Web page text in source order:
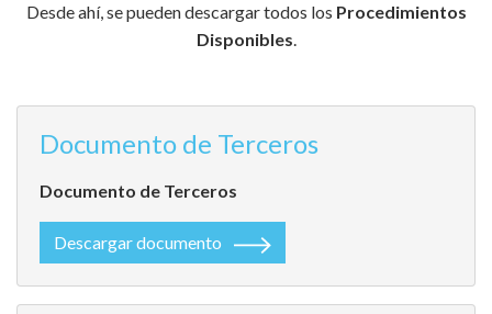
Desde ahí, se pueden descargar todos los Procedimientos
Disponibles.
Documento de Terceros
Documento de Terceros
Descargar documento